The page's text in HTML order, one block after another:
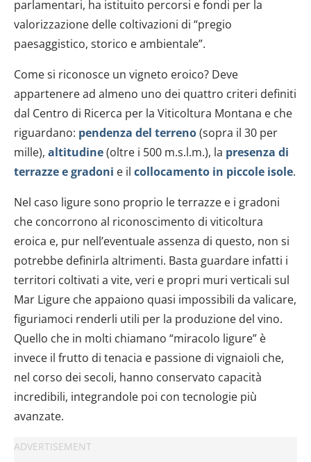
parlamentari, ha istituito percorsi e fondi per la
valorizzazione delle coltivazioni di “pregio
paesaggistico, storico e ambientale”.
Come si riconosce un vigneto eroico? Deve
appartenere ad almeno uno dei quattro criteri definiti
dal Centro di Ricerca per la Viticoltura Montana e che
riguardano: pendenza del terreno(sopra il 30 per
mille), altitudine(oltre i 500 m.s.l.m.), la presenza di
terrazze e gradoni e il collocamento in piccole isole.
Nel caso ligure sono proprio le terrazze e i gradoni
che concorrono al riconoscimento di viticoltura
eroica e, pur nell’eventuale assenza di questo, non si
potrebbe definirla altrimenti. Basta guardare infatti i
territori coltivati a vite, veri e propri muri verticali sul
Mar Ligure che appaiono quasi impossibili da valicare,
figuriamoci renderli utili per la produzione del vino.
Quello che in molti chiamano “miracolo ligure” è
invece il frutto di tenacia e passione di vignaioli che,
nel corso dei secoli, hanno conservato capacità
incredibili, integrandole poi con tecnologie più
avanzate.